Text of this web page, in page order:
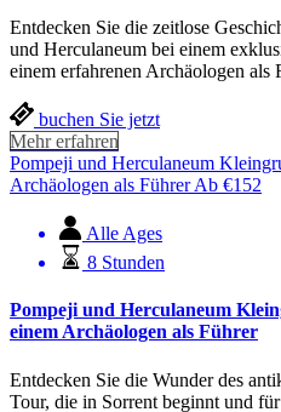
Entdecken Sie die zeitlose
und Herculaneum bei einem
einem erfahrenen Archäologen als
buchen Sie jetzt
Mehr erfahren
Pompeji und Herculaneum
Archäologen als Führer Ab €152
Alle Ages
8 Stunden
Pompeji und Herculaneum
einem Archäologen als Führer
Entdecken Sie die Wunder des
Tour, die in Sorrent beginnt und